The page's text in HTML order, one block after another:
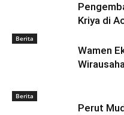
Kriya di
Berita
Wamen
Berita
Perut